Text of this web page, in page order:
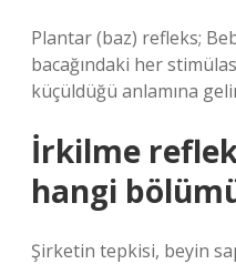
Plantar (baz) refleks;
bacağındaki her
küçüldüğü anlamına
İrkilme
hangi
Şirketin tepkisi, beyin